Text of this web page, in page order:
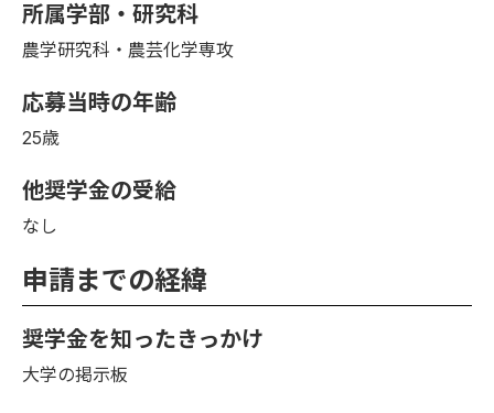
所属学部・研究科
農学研究科・農芸化学専攻
応募当時の年齢
25歳
他奨学金の受給
なし
申請までの経緯
奨学金を知ったきっかけ
大学の掲示板